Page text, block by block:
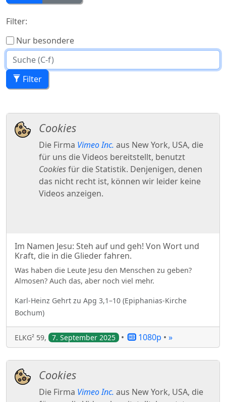
Filter:
Nur besondere
Filter
Im Namen Jesu: Steh auf und geh! Von Wort und
Kraft, die in die Glieder fahren.
Was haben die Leute Jesu den Menschen zu geben?
Almosen? Auch das, aber noch viel mehr.
Karl-Heinz Gehrt zu Apg 3,1–10 (Epiphanias-Kirche
Bochum)
ELKG² 59, 7. September 2025 • 1080p • »